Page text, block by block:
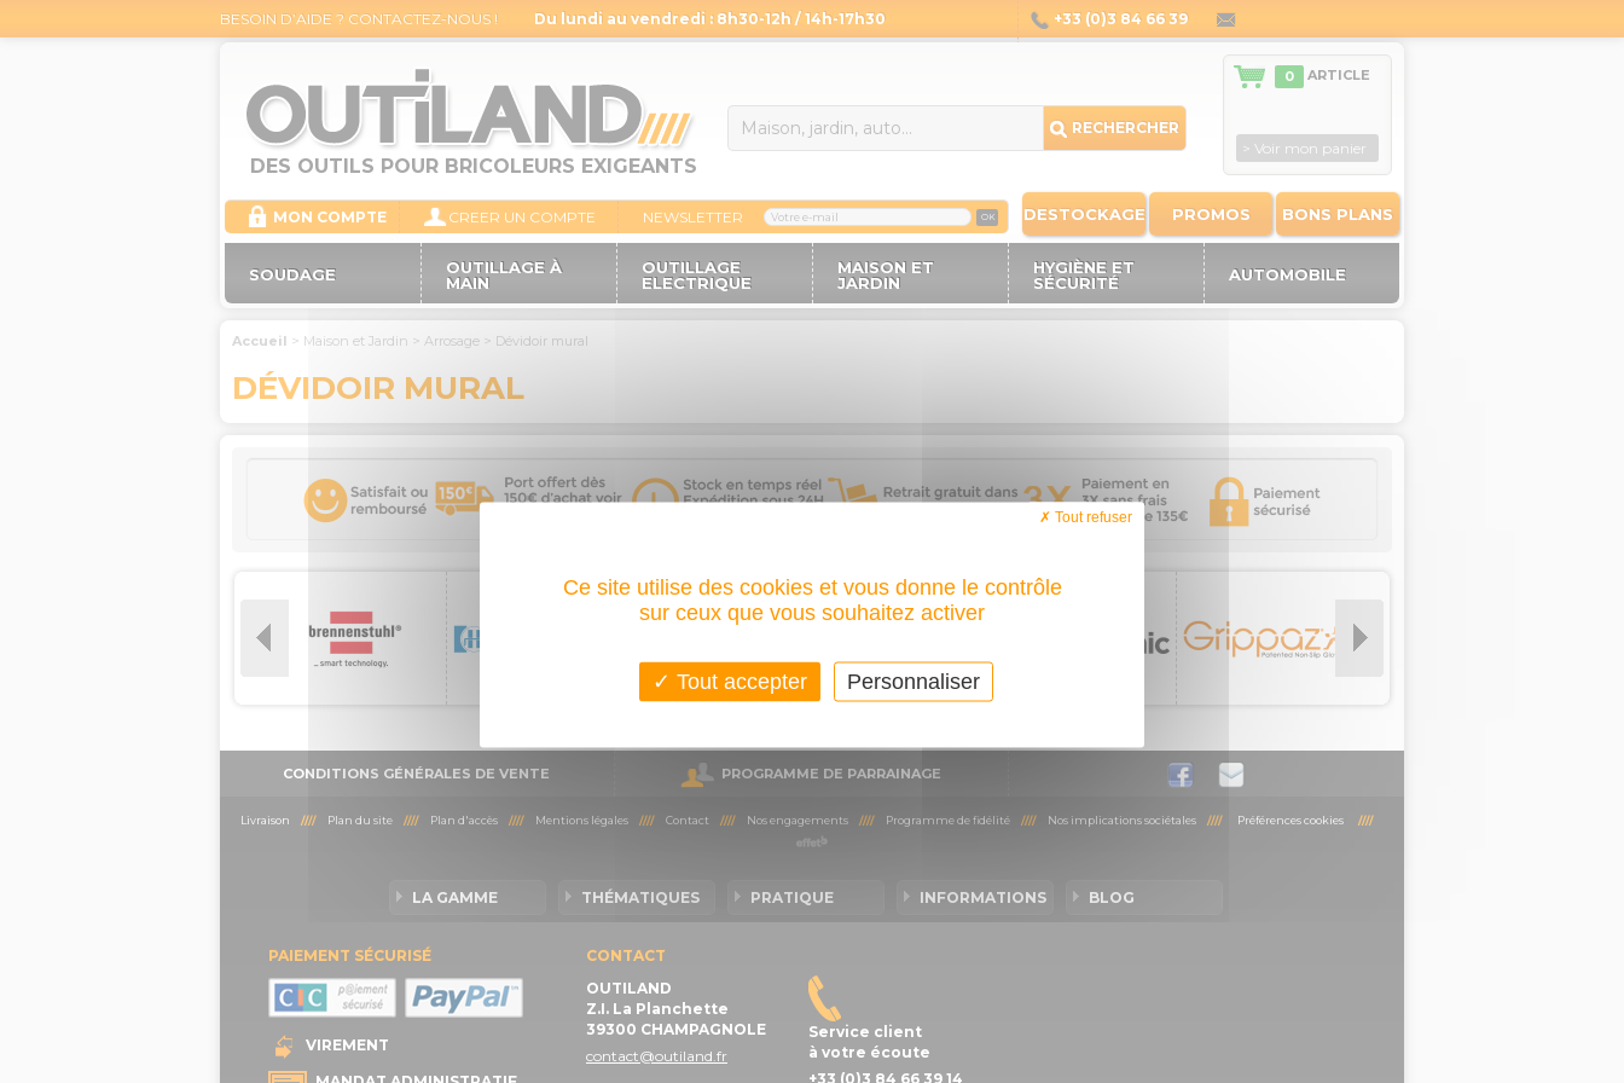
BESOIN D’AIDE ? CONTACTEZ-NOUS ! Du lundi au vendredi : 8h30-12h / 14h-17h30 +33 (0)3 84 66 39
DES OUTILS POUR BRICOLEURS EXIGEANTS
DESTOCKAGE PROMOS BONS PLANS
MON COMPTE CREER UN COMPTE NEWSLETTER OK
RECHERCHER
0 ARTICLE
> Voir mon panier
SOUDAGE
OUTILLAGE À
MAIN
OUTILLAGE
ELECTRIQUE
MAISON ET
JARDIN
HYGIÈNE ET
SÉCURITÉ
AUTOMOBILE
Accueil > Maison et Jardin > Arrosage > Dévidoir mural
DÉVIDOIR MURAL
CONDITIONS GÉNÉRALES DE VENTE PROGRAMME DE PARRAINAGE
Livraison //// Plan du site//// Plan d'accès//// Mentions légales//// Contact //// Nos engagements//// Programme de fidélité//// Nos implications sociétales//// Préférences cookies ////
LA GAMME THÉMATIQUES PRATIQUE INFORMATIONS BLOG
PAIEMENT SÉCURISÉ
VIREMENT
CONTACT
OUTILAND
Z.I. La Planchette
39300 CHAMPAGNOLE
contact@outiland.fr
Service client
à votre écoute
+33 (0)3 84 66 39 14
Ce site utilise des cookies et vous donne le contrôle
sur ceux que vous souhaitez activer
Tout accepter
Tout refuser
Personnaliser